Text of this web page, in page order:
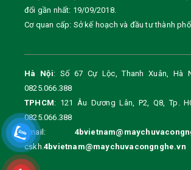
đổi gần nhất: 19/09/2018.
Cơ quan cấp: Sở kế hoạch và đầu tư thành phố
Hà Nội: Số 67 Cự Lộc, Thanh Xuân, Hà
0825.066.388
TPHCM: 121 Âu Dương Lân, P2, Q8, Tp.
0825.066.388
Email:
cskh. 4bvietnam@maychuvacongnghe.vn